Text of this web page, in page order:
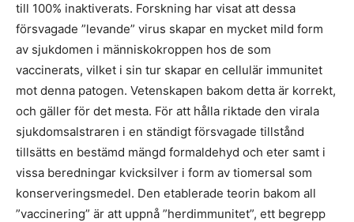
till 100% inaktiverats. Forskning har visat att dessa
försvagade ”levande” virus skapar en mycket mild form
av sjukdomen i människokroppen hos de som
vaccinerats, vilket i sin tur skapar en cellulär immunitet
mot denna patogen. Vetenskapen bakom detta är korrekt,
och gäller för det mesta. För att hålla riktade den virala
sjukdomsalstraren i en ständigt försvagade tillstånd
tillsätts en bestämd mängd formaldehyd och eter samt i
vissa beredningar kvicksilver i form av tiomersal som
konserveringsmedel. Den etablerade teorin bakom all
”vaccinering” är att uppnå ”herdimmunitet”, ett begrepp